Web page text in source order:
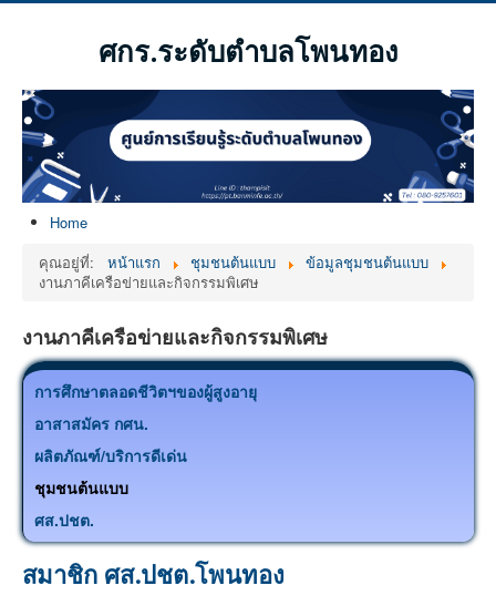
ศกร.ระดับตำบลโพนทอง
Home
คุณอยู่ที่:
หน้าแรก ชุมชนต้นแบบ
ข้อมูลชุมชนต้นแบบ
งานภาคีเครือข่ายและกิจกรรมพิเศษ
งานภาคีเครือข่ายและกิจกรรมพิเศษ
การศึกษาตลอดชีวิตฯของผู้สูงอายุ
อาสาสมัคร กศน.
ผลิตภัณฑ์/บริการดีเด่น
ชุมชนต้นแบบ
ศส.ปชต.
สมาชิก ศส.ปชต.โพนทอง